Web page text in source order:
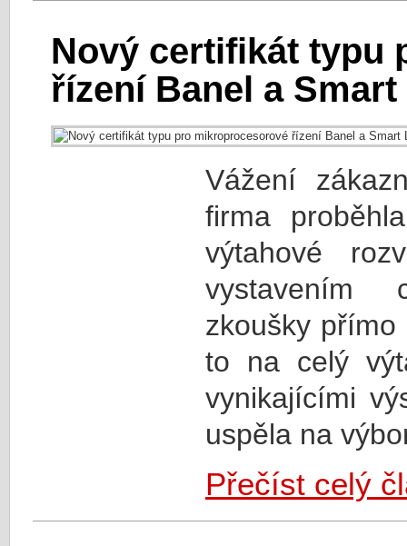
Nový certifikát typu
řízení Banel a
Vážení
firma
výtahové
vystavením
zkoušky
to na celý
vynikajícími
uspěla na
Přečíst celý